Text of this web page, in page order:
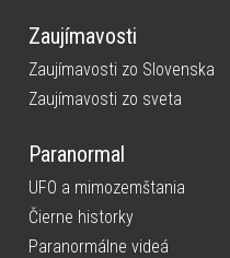
Zaujímavosti
Zaujímavosti zo Slovenska
Zaujímavosti zo sveta
Paranormal
UFO a mimozemštania
Čierne historky
Paranormálne videá